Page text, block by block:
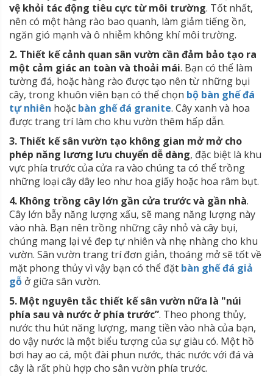
vệ khỏi tác động tiêu cực từ môi trường. Tốt nhất,
nên có một hàng rào bao quanh, làm giảm tiếng ồn,
ngăn gió mạnh và ô nhiễm không khí môi trường.
2. Thiết kế cảnh quan sân vườn cần đảm bảo tạo ra
một cảm giác an toàn và thoải mái. Bạn có thể làm
tường đá, hoặc hàng rào được tạo nên từ những bụi
cây, trong khuôn viên bạn có thể chọn bộ bàn ghế đá
tự nhiên hoặc bàn ghế đá granite. Cây xanh và hoa
được trang trí làm cho khu vườn thêm hấp dẫn.
3. Thiết kế sân vườn tạo không gian mở mở cho
phép năng lương lưu chuyển dễ dàng, đặc biệt là khu
vực phía trước của cửa ra vào chúng ta có thể trồng
những loại cây dây leo như hoa giấy hoặc hoa râm bụt.
4. Không trồng cây lớn gần cửa trước và gần nhà.
Cây lớn bẫy năng lượng xấu, sẽ mang năng lượng này
vào nhà. Bạn nên trồng những cây nhỏ và cây bụi,
chúng mang lại vẻ đep tự nhiên và nhẹ nhàng cho khu
vườn. Sân vườn trang trí đơn giản, thoáng mở sẽ tốt về
mặt phong thủy vì vậy bạn có thể đặt bàn ghế đá giả
gỗ ở giữa sân vườn.
5. Một nguyên tắc thiết kế sân vườn nữa là "núi
phía sau và nước ở phía trước”. Theo phong thủy,
nước thu hút năng lượng, mang tiền vào nhà của bạn,
do vậy nước là một biểu tượng của sự giàu có. Một hồ
bơi hay ao cá, một đài phun nước, thác nước với đá và
cây là rất phù hợp cho sân vườn phía trước.